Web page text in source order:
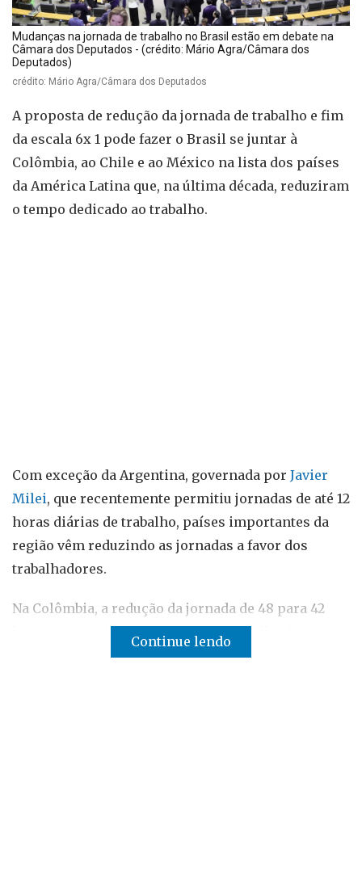
Mudanças na jornada de trabalho no Brasil estão em debate na
Câmara dos Deputados - (crédito: Mário Agra/Câmara dos
Deputados)
crédito: Mário Agra/Câmara dos Deputados
A proposta de redução da jornada de trabalho e fim
da escala 6x 1 pode fazer o Brasil se juntar à
Colômbia, ao Chile e ao México na lista dos países
da América Latina que, na última década, reduziram
o tempo dedicado ao trabalho.
Com exceção da Argentina, governada por Javier
Milei, que recentemente permitiu jornadas de até 12
horas diárias de trabalho, países importantes da
região vêm reduzindo as jornadas a favor dos
trabalhadores.
Na Colômbia, a redução da jornada de 48 para 42
horas semanais foi promulgada em julho de 2021
pelo presidente Iván Duque, um governo de direita.
Continue lendo